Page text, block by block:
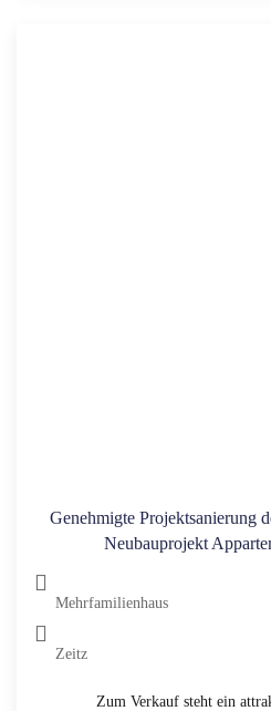
Genehmigte Projektsanierung
Neubauprojekt
Mehrfamilienhaus
Zeitz
Zum Verkauf steht ein